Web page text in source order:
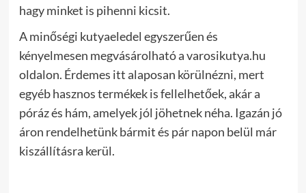
hagy minket is pihenni kicsit.
A minőségi kutyaeledel egyszerűen és
kényelmesen megvásárolható a varosikutya.hu
oldalon. Érdemes itt alaposan körülnézni, mert
egyéb hasznos termékek is fellelhetőek, akár a
póráz és hám, amelyek jól jöhetnek néha. Igazán jó
áron rendelhetünk bármit és pár napon belül már
kiszállításra kerül.